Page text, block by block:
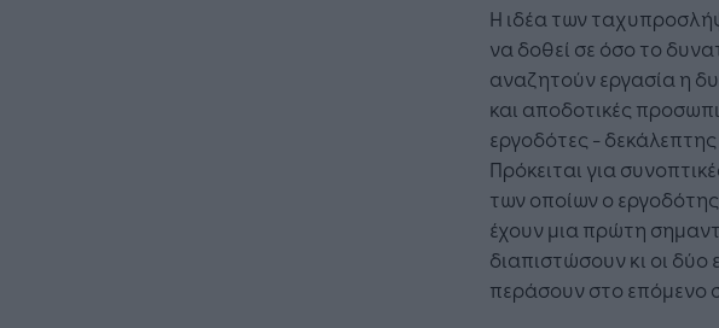
Η ιδέα των
να δοθεί σε όσο το
αναζητούν εργασία η
και αποδοτικές
εργοδότες -
Πρόκειται για
των οποίων ο
έχουν μια πρώτη
διαπιστώσουν κι οι δύο
περάσουν στο επόμενο